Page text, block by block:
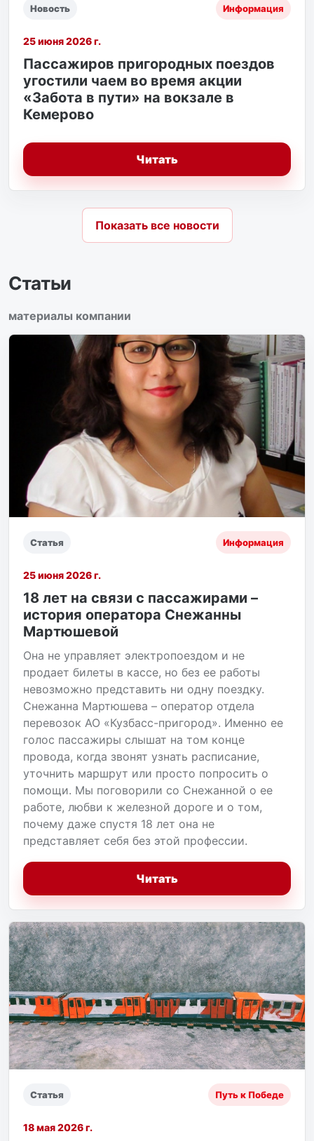
Новость Информация
25 июня 2026 г.
Пассажиров пригородных поездов
угостили чаем во время акции
«Забота в пути» на вокзале в
Кемерово
Читать
Показать все новости
Статьи
материалы компании
Статья Информация
25 июня 2026 г.
18 лет на связи с пассажирами –
история оператора Снежанны
Мартюшевой
Она не управляет электропоездом и не
продает билеты в кассе, но без ее работы
невозможно представить ни одну поездку.
Снежанна Мартюшева – оператор отдела
перевозок АО «Кузбасс-пригород». Именно ее
голос пассажиры слышат на том конце
провода, когда звонят узнать расписание,
уточнить маршрут или просто попросить о
помощи. Мы поговорили со Снежанной о ее
работе, любви к железной дороге и о том,
почему даже спустя 18 лет она не
представляет себя без этой профессии.
Читать
Статья Путь к Победе
18 мая 2026 г.